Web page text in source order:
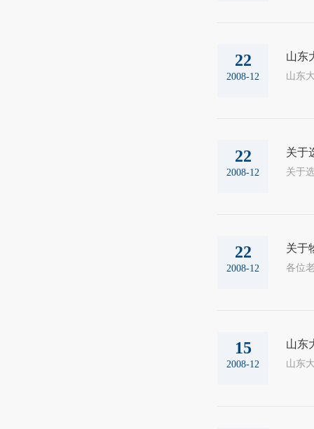
22
2008-12
山东
山东
22
2008-12
关于
22
2008-12
关于
15
2008-12
山东
山东